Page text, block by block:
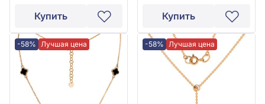
Купить Купить
-58% Лучшая цена -58% Лучшая цена